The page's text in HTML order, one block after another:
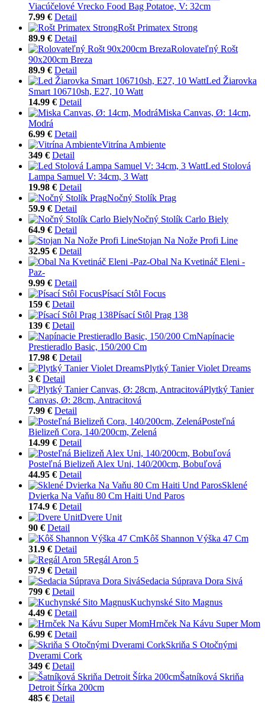
Viacúčelové Vrecko Food Bag Potatoe, V: 32cm
7.99 € Detail
Rošt Primatex Strong
89.9 € Detail
Rolovateľný Rošt
90x200cm Breza
89.9 € Detail
Led Žiarovka
Smart 106710sh, E27, 10 Watt
14.99 € Detail
Miska Canvas, Ø: 14cm,
Modrá
6.99 € Detail
Vitrína Ambiente
349 € Detail
Led Stolová
Lampa Samuel V: 34cm, 3 Watt
19.98 € Detail
Nočný Stolík Prag
59.9 € Detail
Nočný Stolík Carlo Biely
64.9 € Detail
Stojan Na Nože Profi Line
32.95 € Detail
Obal Na Kvetináč Eleni -
Paz-
9.99 € Detail
Písací Stôl Focus
159 € Detail
Písací Stôl Prag 138
139 € Detail
Napínacie
Prestieradlo Basic, 150/200 Cm
17.98 € Detail
Plytký Tanier Violet Dreams
3 € Detail
Plytký Tanier
Canvas, Ø: 28cm, Antracitová
7.99 € Detail
Posteľná
Bielizeň Cora, 140/200cm, Zelená
14.99 € Detail
Posteľná Bielizeň Alex Uni, 140/200cm, Bobuľová
44.95 € Detail
Sklené
Dvierka Na Vaňu 80 Cm Haiti Und Paros
174.9 € Detail
Dvere Unit
90 € Detail
Kôš Shannon Výška 47 Cm
31.9 € Detail
Regál Aron 5
97.9 € Detail
Sedacia Súprava Dora Sivá
799 € Detail
Kuchynské Sito Magnus
4.49 € Detail
Hrnček Na Kávu Super Mom
6.99 € Detail
Skriňa S Otočnými
Dverami Cork
349 € Detail
Šatníková Skriňa
Detroit Šírka 200cm
485 € Detail